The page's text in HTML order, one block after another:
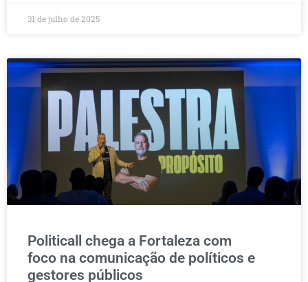
31 de julho de 2025
Politicall chega a Fortaleza com
foco na comunicação de políticos e
gestores públicos